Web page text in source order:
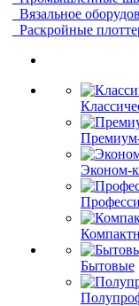
Вязальное
Раскройные
Эконом-
Бытовые